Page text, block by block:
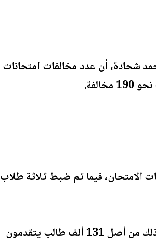
شحادة، أن عدد مخالفات امتحانات
الامتحان، فيما تم ضبط ثلاثة طلاب
وأوضح أن العقوبات المتخذة بحق المخالفين تتراوح بين الإنذار والحرمان لسنتين، وذلك من أصل 131 ألف طالب يتقدمون